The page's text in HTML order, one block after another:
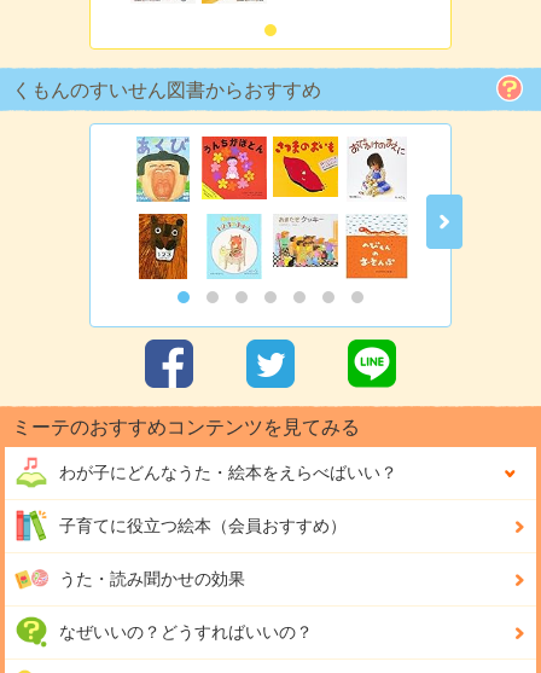
くもんのすいせん図書からおすすめ
ミーテのおすすめコンテンツを見てみる
わが子にどんなうた・絵本をえらべばいい？
子育てに役立つ絵本（会員おすすめ）
うた・読み聞かせの効果
なぜいいの？どうすればいいの？